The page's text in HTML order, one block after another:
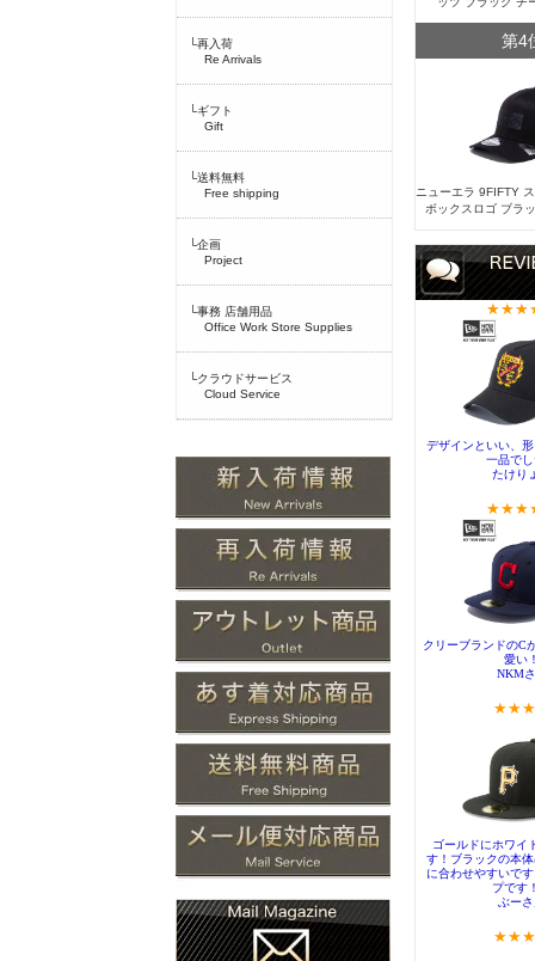
└再入荷
Re Arrivals
└ギフト
Gift
└送料無料
Free shipping
└企画
Project
└事務 店舗用品
Office Work Store Supplies
└クラウドサービス
Cloud Service
第4
ニューエラ 9FIFTY
ボックスロゴ ブラ